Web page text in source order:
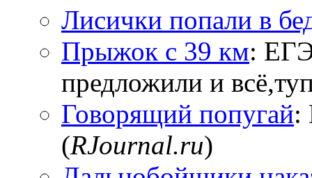
Лисички попали в
Прыжок с 39 км:
предложили и
Говорящий попугай:
(RJournal.ru)